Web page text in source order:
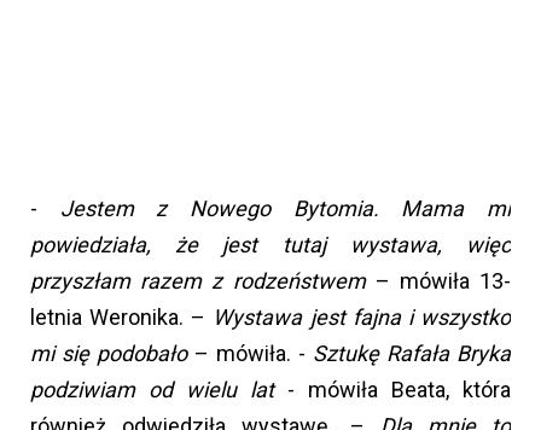
- Jestem z Nowego Bytomia. Mama mi
powiedziała, że jest tutaj wystawa, więc
przyszłam razem z rodzeństwem– mówiła 13-
letnia Weronika. – Wystawa jest fajna i wszystko
mi się podobało– mówiła. - Sztukę Rafała Bryka
podziwiam od wielu lat- mówiła Beata, która